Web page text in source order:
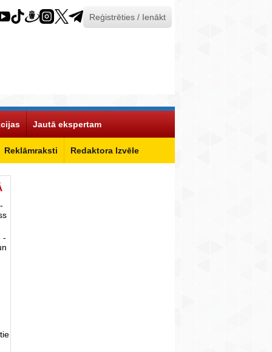
Reģistrēties / Ienākt
Reklāmraksti Redaktora Izvēle
Jautā ekspertam
-